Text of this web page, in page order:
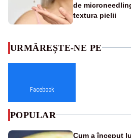
de
textura pielii
URMĂREȘTE-NE PE
Facebook
POPULAR
Cum a început